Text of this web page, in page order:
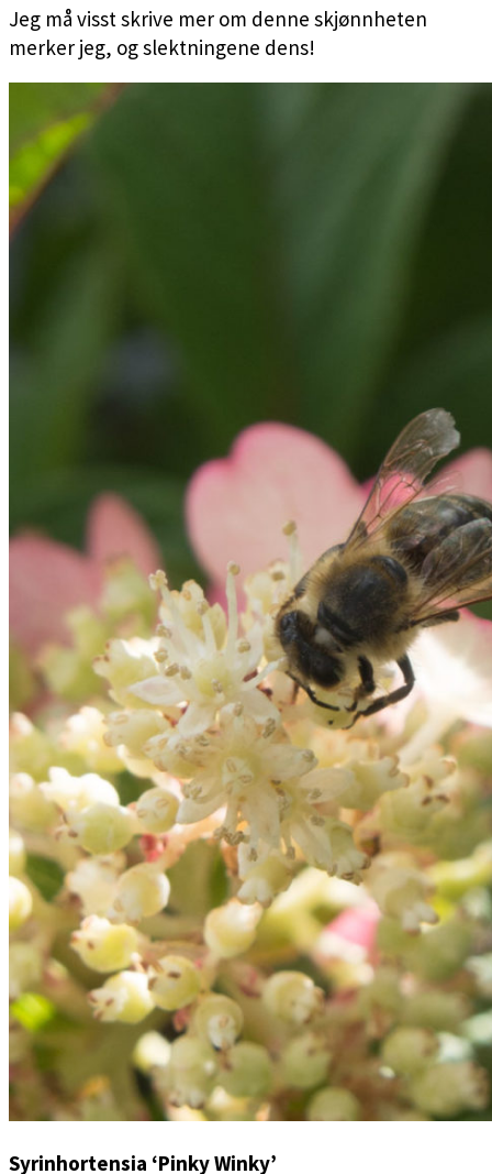
Jeg må visst skrive mer om denne skjønnheten
merker jeg, og slektningene dens!
Syrinhortensia ‘Pinky Winky’